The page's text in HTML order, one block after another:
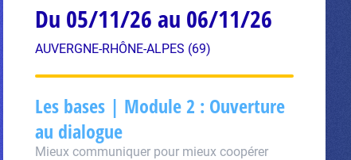
Du 05/11/26 au 06/11/26
AUVERGNE-RHÔNE-ALPES (69)
Les bases | Module 2 : Ouverture
au dialogue
Mieux communiquer pour mieux coopérer